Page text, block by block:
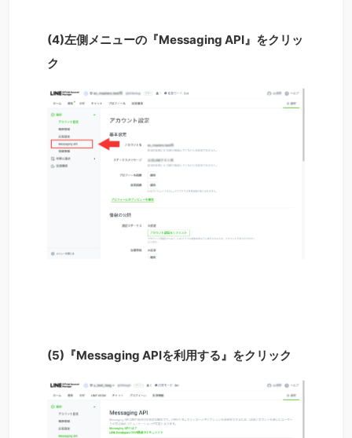
(4)左側メニューの『Messaging API』をクリッ
ク
(5)『Messaging APIを利用する』をクリック